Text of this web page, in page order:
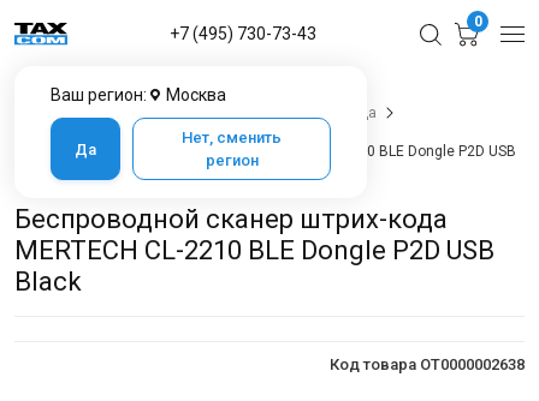
Ваш регион: Москва
Да
Нет, сменить
регион
+7 (495) 730-73-43
0
Сканеры штрих кода
Сканеры штрих кода 2D
Беспроводной сканер штрих-кода MERTECH CL-2210 BLE Dongle P2D USB
Black
Беспроводной сканер штрих-кода
MERTECH CL-2210 BLE Dongle P2D USB
Black
Код товара OT0000002638